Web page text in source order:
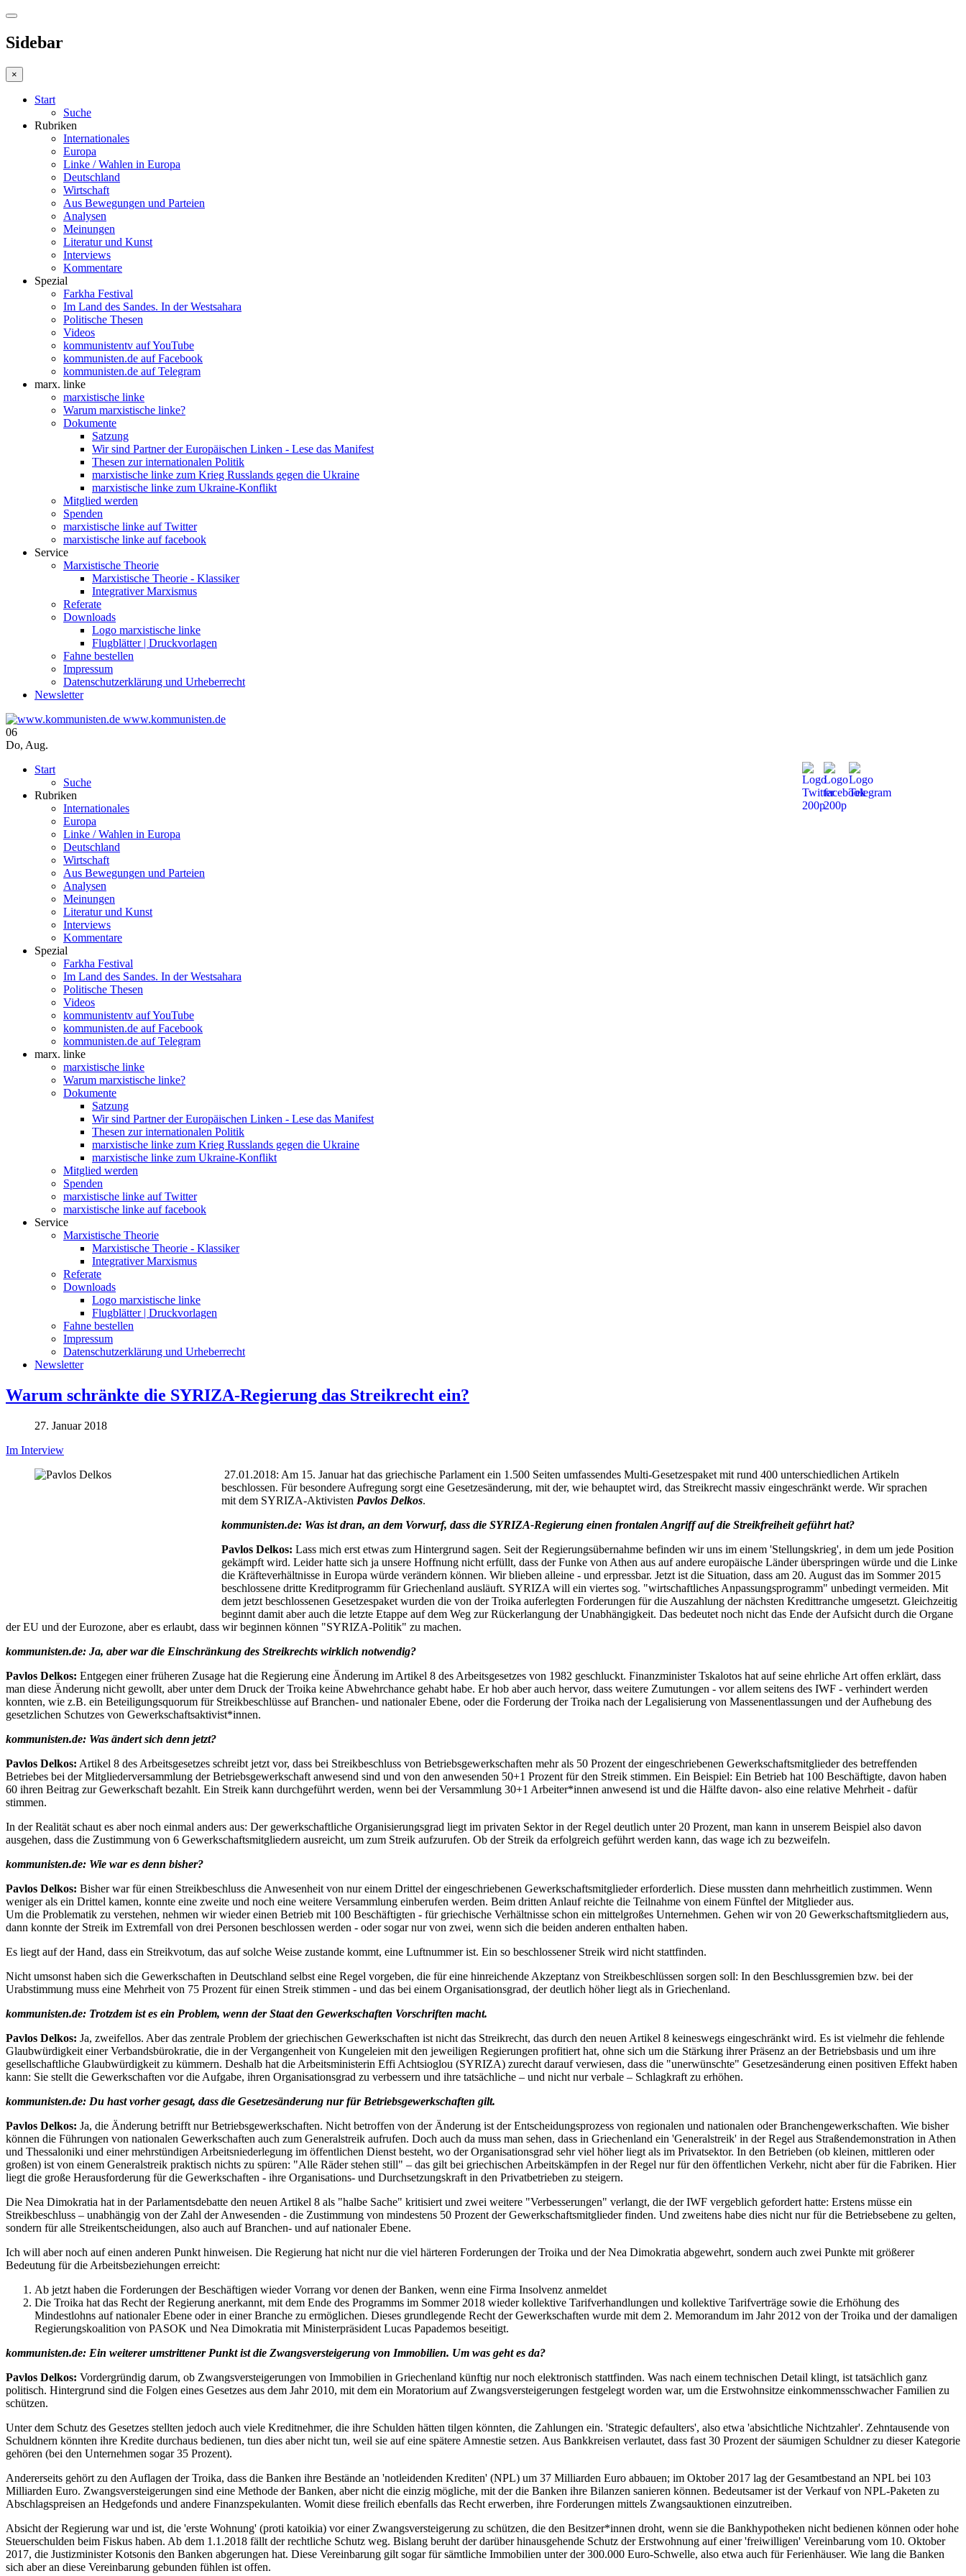
Sidebar
×
Start
Suche
Rubriken
Internationales
Europa
Linke / Wahlen in Europa
Deutschland
Wirtschaft
Aus Bewegungen und Parteien
Analysen
Meinungen
Literatur und Kunst
Interviews
Kommentare
Spezial
Farkha Festival
Im Land des Sandes. In der Westsahara
Politische Thesen
Videos
kommunistentv auf YouTube
kommunisten.de auf Facebook
kommunisten.de auf Telegram
marx. linke
marxistische linke
Warum marxistische linke?
Dokumente
Satzung
Wir sind Partner der Europäischen Linken - Lese das Manifest
Thesen zur internationalen Politik
marxistische linke zum Krieg Russlands gegen die Ukraine
marxistische linke zum Ukraine-Konflikt
Mitglied werden
Spenden
marxistische linke auf Twitter
marxistische linke auf facebook
Service
Marxistische Theorie
Marxistische Theorie - Klassiker
Integrativer Marxismus
Referate
Downloads
Logo marxistische linke
Flugblätter | Druckvorlagen
Fahne bestellen
Impressum
Datenschutzerklärung und Urheberrecht
Newsletter
www.kommunisten.de
06
Do, Aug.
Start
Suche
Rubriken
Internationales
Europa
Linke / Wahlen in Europa
Deutschland
Wirtschaft
Aus Bewegungen und Parteien
Analysen
Meinungen
Literatur und Kunst
Interviews
Kommentare
Spezial
Farkha Festival
Im Land des Sandes. In der Westsahara
Politische Thesen
Videos
kommunistentv auf YouTube
kommunisten.de auf Facebook
kommunisten.de auf Telegram
marx. linke
marxistische linke
Warum marxistische linke?
Dokumente
Satzung
Wir sind Partner der Europäischen Linken - Lese das Manifest
Thesen zur internationalen Politik
marxistische linke zum Krieg Russlands gegen die Ukraine
marxistische linke zum Ukraine-Konflikt
Mitglied werden
Spenden
marxistische linke auf Twitter
marxistische linke auf facebook
Service
Marxistische Theorie
Marxistische Theorie - Klassiker
Integrativer Marxismus
Referate
Downloads
Logo marxistische linke
Flugblätter | Druckvorlagen
Fahne bestellen
Impressum
Datenschutzerklärung und Urheberrecht
Newsletter
Warum schränkte die SYRIZA-Regierung das Streikrecht ein?
27. Januar 2018
Im Interview
27.01.2018: Am 15. Januar hat das griechische Parlament ein 1.500 Seiten umfassendes Multi-Gesetzespaket mit rund 400 unterschiedlichen Artikeln
beschlossen. Für besondere Aufregung sorgt eine Gesetzesänderung, mit der, wie behauptet wird, das Streikrecht massiv eingeschränkt werde. Wir sprachen
mit dem SYRIZA-Aktivisten Pavlos Delkos.
kommunisten.de: Was ist dran, an dem Vorwurf, dass die SYRIZA-Regierung einen frontalen Angriff auf die Streikfreiheit geführt hat?
Pavlos Delkos: Lass mich erst etwas zum Hintergrund sagen. Seit der Regierungsübernahme befinden wir uns im einem 'Stellungskrieg', in dem um jede Position
gekämpft wird. Leider hatte sich ja unsere Hoffnung nicht erfüllt, dass der Funke von Athen aus auf andere europäische Länder überspringen würde und die Linke
die Kräfteverhältnisse in Europa würde verändern können. Wir blieben alleine - und erpressbar. Jetzt ist die Situation, dass am 20. August das im Sommer 2015
beschlossene dritte Kreditprogramm für Griechenland ausläuft. SYRIZA will ein viertes sog. "wirtschaftliches Anpassungsprogramm" unbedingt vermeiden. Mit
dem jetzt beschlossenen Gesetzespaket wurden die von der Troika auferlegten Forderungen für die Auszahlung der nächsten Kredittranche umgesetzt. Gleichzeitig
beginnt damit aber auch die letzte Etappe auf dem Weg zur Rückerlangung der Unabhängigkeit. Das bedeutet noch nicht das Ende der Aufsicht durch die Organe
der EU und der Eurozone, aber es erlaubt, dass wir beginnen können "SYRIZA-Politik" zu machen.
kommunisten.de: Ja, aber war die Einschränkung des Streikrechts wirklich notwendig?
Pavlos Delkos: Entgegen einer früheren Zusage hat die Regierung eine Änderung im Artikel 8 des Arbeitsgesetzes von 1982 geschluckt. Finanzminister Tskalotos hat auf seine ehrliche Art offen erklärt, dass
man diese Änderung nicht gewollt, aber unter dem Druck der Troika keine Abwehrchance gehabt habe. Er hob aber auch hervor, dass weitere Zumutungen - vor allem seitens des IWF - verhindert werden
konnten, wie z.B. ein Beteiligungsquorum für Streikbeschlüsse auf Branchen- und nationaler Ebene, oder die Forderung der Troika nach der Legalisierung von Massenentlassungen und der Aufhebung des
gesetzlichen Schutzes von Gewerkschaftsaktivist*innen.
kommunisten.de: Was ändert sich denn jetzt?
Pavlos Delkos: Artikel 8 des Arbeitsgesetzes schreibt jetzt vor, dass bei Streikbeschluss von Betriebsgewerkschaften mehr als 50 Prozent der eingeschriebenen Gewerkschaftsmitglieder des betreffenden
Betriebes bei der Mitgliederversammlung der Betriebsgewerkschaft anwesend sind und von den anwesenden 50+1 Prozent für den Streik stimmen. Ein Beispiel: Ein Betrieb hat 100 Beschäftigte, davon haben
60 ihren Beitrag zur Gewerkschaft bezahlt. Ein Streik kann durchgeführt werden, wenn bei der Versammlung 30+1 Arbeiter*innen anwesend ist und die Hälfte davon- also eine relative Mehrheit - dafür
stimmen.
In der Realität schaut es aber noch einmal anders aus: Der gewerkschaftliche Organisierungsgrad liegt im privaten Sektor in der Regel deutlich unter 20 Prozent, man kann in unserem Beispiel also davon
ausgehen, dass die Zustimmung von 6 Gewerkschaftsmitgliedern ausreicht, um zum Streik aufzurufen. Ob der Streik da erfolgreich geführt werden kann, das wage ich zu bezweifeln.
kommunisten.de: Wie war es denn bisher?
Pavlos Delkos: Bisher war für einen Streikbeschluss die Anwesenheit von nur einem Drittel der eingeschriebenen Gewerkschaftsmitglieder erforderlich. Diese mussten dann mehrheitlich zustimmen. Wenn
weniger als ein Drittel kamen, konnte eine zweite und noch eine weitere Versammlung einberufen werden. Beim dritten Anlauf reichte die Teilnahme von einem Fünftel der Mitglieder aus.
Um die Problematik zu verstehen, nehmen wir wieder einen Betrieb mit 100 Beschäftigten - für griechische Verhältnisse schon ein mittelgroßes Unternehmen. Gehen wir von 20 Gewerkschaftsmitgliedern aus,
dann konnte der Streik im Extremfall von drei Personen beschlossen werden - oder sogar nur von zwei, wenn sich die beiden anderen enthalten haben.
Es liegt auf der Hand, dass ein Streikvotum, das auf solche Weise zustande kommt, eine Luftnummer ist. Ein so beschlossener Streik wird nicht stattfinden.
Nicht umsonst haben sich die Gewerkschaften in Deutschland selbst eine Regel vorgeben, die für eine hinreichende Akzeptanz von Streikbeschlüssen sorgen soll: In den Beschlussgremien bzw. bei der
Urabstimmung muss eine Mehrheit von 75 Prozent für einen Streik stimmen - und das bei einem Organisationsgrad, der deutlich höher liegt als in Griechenland.
kommunisten.de: Trotzdem ist es ein Problem, wenn der Staat den Gewerkschaften Vorschriften macht.
Pavlos Delkos: Ja, zweifellos. Aber das zentrale Problem der griechischen Gewerkschaften ist nicht das Streikrecht, das durch den neuen Artikel 8 keineswegs eingeschränkt wird. Es ist vielmehr die fehlende
Glaubwürdigkeit einer Verbandsbürokratie, die in der Vergangenheit von Kungeleien mit den jeweiligen Regierungen profitiert hat, ohne sich um die Stärkung ihrer Präsenz an der Betriebsbasis und um ihre
gesellschaftliche Glaubwürdigkeit zu kümmern. Deshalb hat die Arbeitsministerin Effi Achtsioglou (SYRIZA) zurecht darauf verwiesen, dass die "unerwünschte" Gesetzesänderung einen positiven Effekt haben
kann: Sie stellt die Gewerkschaften vor die Aufgabe, ihren Organisationsgrad zu verbessern und ihre tatsächliche – und nicht nur verbale – Schlagkraft zu erhöhen.
kommunisten.de: Du hast vorher gesagt, dass die Gesetzesänderung nur für Betriebsgewerkschaften gilt.
Pavlos Delkos: Ja, die Änderung betrifft nur Betriebsgewerkschaften. Nicht betroffen von der Änderung ist der Entscheidungsprozess von regionalen und nationalen oder Branchengewerkschaften. Wie bisher
können die Führungen von nationalen Gewerkschaften auch zum Generalstreik aufrufen. Doch auch da muss man sehen, dass in Griechenland ein 'Generalstreik' in der Regel aus Straßendemonstration in Athen
und Thessaloniki und einer mehrstündigen Arbeitsniederlegung im öffentlichen Dienst besteht, wo der Organisationsgrad sehr viel höher liegt als im Privatsektor. In den Betrieben (ob kleinen, mittleren oder
großen) ist von einem Generalstreik praktisch nichts zu spüren: "Alle Räder stehen still" – das gilt bei griechischen Arbeitskämpfen in der Regel nur für den öffentlichen Verkehr, nicht aber für die Fabriken. Hier
liegt die große Herausforderung für die Gewerkschaften - ihre Organisations- und Durchsetzungskraft in den Privatbetrieben zu steigern.
Die Nea Dimokratia hat in der Parlamentsdebatte den neuen Artikel 8 als "halbe Sache" kritisiert und zwei weitere "Verbesserungen" verlangt, die der IWF vergeblich gefordert hatte: Erstens müsse ein
Streikbeschluss – unabhängig von der Zahl der Anwesenden - die Zustimmung von mindestens 50 Prozent der Gewerkschaftsmitglieder finden. Und zweitens habe dies nicht nur für die Betriebsebene zu gelten,
sondern für alle Streikentscheidungen, also auch auf Branchen- und auf nationaler Ebene.
Ich will aber noch auf einen anderen Punkt hinweisen. Die Regierung hat nicht nur die viel härteren Forderungen der Troika und der Nea Dimokratia abgewehrt, sondern auch zwei Punkte mit größerer
Bedeutung für die Arbeitsbeziehungen erreicht:
Ab jetzt haben die Forderungen der Beschäftigen wieder Vorrang vor denen der Banken, wenn eine Firma Insolvenz anmeldet
Die Troika hat das Recht der Regierung anerkannt, mit dem Ende des Programms im Sommer 2018 wieder kollektive Tarifverhandlungen und kollektive Tarifverträge sowie die Erhöhung des
Mindestlohns auf nationaler Ebene oder in einer Branche zu ermöglichen. Dieses grundlegende Recht der Gewerkschaften wurde mit dem 2. Memorandum im Jahr 2012 von der Troika und der damaligen
Regierungskoalition von PASOK und Nea Dimokratia mit Ministerpräsident Lucas Papademos beseitigt.
kommunisten.de: Ein weiterer umstrittener Punkt ist die Zwangsversteigerung von Immobilien. Um was geht es da?
Pavlos Delkos: Vordergründig darum, ob Zwangsversteigerungen von Immobilien in Griechenland künftig nur noch elektronisch stattfinden. Was nach einem technischen Detail klingt, ist tatsächlich ganz
politisch. Hintergrund sind die Folgen eines Gesetzes aus dem Jahr 2010, mit dem ein Moratorium auf Zwangsversteigerungen festgelegt worden war, um die Erstwohnsitze einkommensschwacher Familien zu
schützen.
Unter dem Schutz des Gesetzes stellten jedoch auch viele Kreditnehmer, die ihre Schulden hätten tilgen könnten, die Zahlungen ein. 'Strategic defaulters', also etwa 'absichtliche Nichtzahler'. Zehntausende von
Schuldnern könnten ihre Kredite durchaus bedienen, tun dies aber nicht tun, weil sie auf eine spätere Amnestie setzen. Aus Bankkreisen verlautet, dass fast 30 Prozent der säumigen Schuldner zu dieser Kategorie
gehören (bei den Unternehmen sogar 35 Prozent).
Andererseits gehört zu den Auflagen der Troika, dass die Banken ihre Bestände an 'notleidenden Krediten' (NPL) um 37 Milliarden Euro abbauen; im Oktober 2017 lag der Gesamtbestand an NPL bei 103
Milliarden Euro. Zwangsversteigerungen sind eine Methode der Banken, aber nicht die einzig mögliche, mit der die Banken ihre Bilanzen sanieren können. Bedeutsamer ist der Verkauf von NPL-Paketen zu
Abschlagspreisen an Hedgefonds und andere Finanzspekulanten. Womit diese freilich ebenfalls das Recht erwerben, ihre Forderungen mittels Zwangsauktionen einzutreiben.
Absicht der Regierung war und ist, die 'erste Wohnung' (proti katoikia) vor einer Zwangsversteigerung zu schützen, die den Besitzer*innen droht, wenn sie die Bankhypotheken nicht bedienen können oder hohe
Steuerschulden beim Fiskus haben. Ab dem 1.1.2018 fällt der rechtliche Schutz weg. Bislang beruht der darüber hinausgehende Schutz der Erstwohnung auf einer 'freiwilligen' Vereinbarung vom 10. Oktober
2017, die Justizminister Kotsonis den Banken abgerungen hat. Diese Vereinbarung gilt sogar für sämtliche Immobilien unter der 300.000 Euro-Schwelle, also etwa auch für Ferienhäuser. Wie lang die Banken
sich aber an diese Vereinbarung gebunden fühlen ist offen.